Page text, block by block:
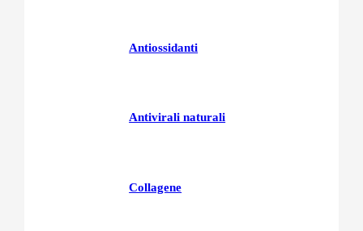
Antiossidanti
Antivirali naturali
Collagene